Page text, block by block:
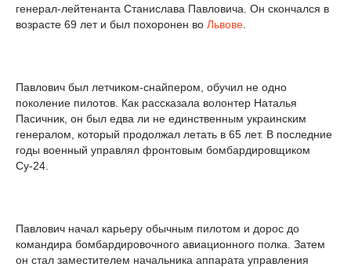
генерал-лейтенанта Станислава Павловича. Он скончался в
возрасте 69 лет и был похоронен во Львове
Павлович был летчиком-снайпером, обучил не одно
поколение пилотов. Как рассказала волонтер Наталья
Пасичник, он был едва ли не единственным украинским
генералом, который продолжал летать в 65 лет. В последние
годы военный управлял фронтовым бомбардировщиком
Су-24.
Павлович начал карьеру обычным пилотом и дорос до
командира бомбардировочного авиационного полка. Затем
он стал заместителем начальника аппарата управления